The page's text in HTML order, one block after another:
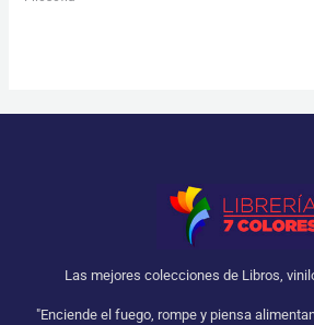
Las mejores colecciones de Libros,
"Enciende el fuego, rompe y piensa